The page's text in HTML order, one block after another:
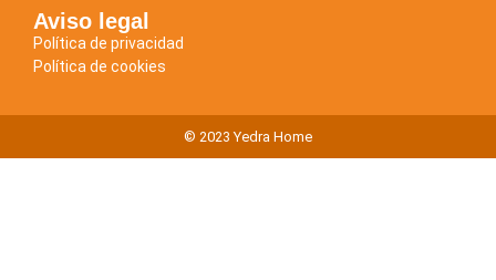
Aviso legal
Política de privacidad
Política de cookies
© 2023 Yedra Home